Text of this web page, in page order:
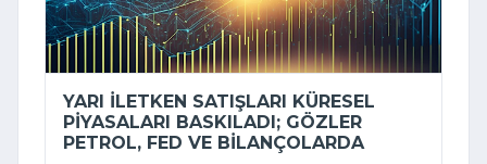
YARI ILETKEN SATIŞLARI KÜRESEL
PIYASALARI BASKILADI; GÖZLER
PETROL, FED VE BILANÇOLARDA